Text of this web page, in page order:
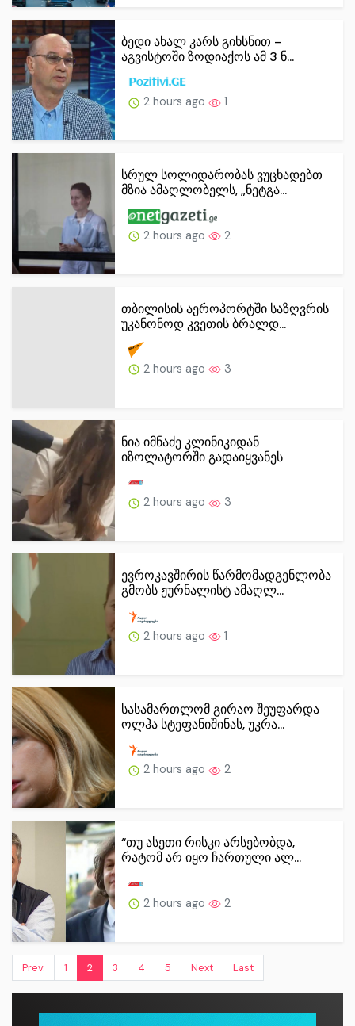
ბედი ახალ კარს გიხსნით –
აგვისტოში ზოდიაქოს ამ 3 ნ...
2 hours ago 1
სრულ სოლიდარობას ვუცხადებთ
მზია ამაღლობელს, „ნეტგა...
2 hours ago 2
თბილისის აეროპორტში საზღვრის
უკანონოდ კვეთის ბრალდ...
2 hours ago 3
ნია იმნაძე კლინიკიდან
იზოლატორში გადაიყვანეს
2 hours ago 3
ევროკავშირის წარმომადგენლობა
გმობს ჟურნალისტ ამაღლ...
2 hours ago 1
სასამართლომ გირაო შეუფარდა
ოლჰა სტეფანიშინას, უკრა...
2 hours ago 2
“თუ ასეთი რისკი არსებობდა,
რატომ არ იყო ჩართული ალ...
2 hours ago 2
Prev. 1 2 3 4 5 Next Last